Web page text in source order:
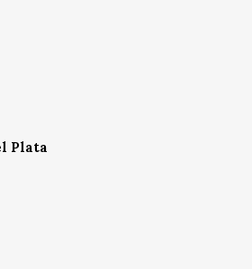
Plata